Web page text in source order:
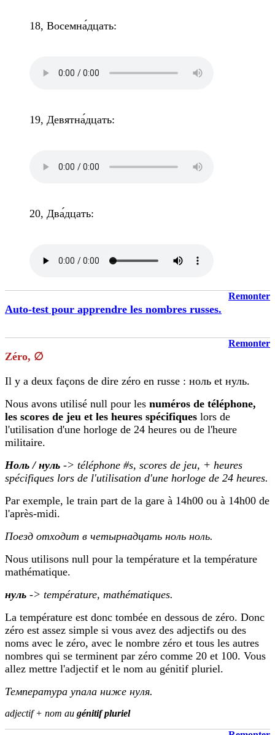
18, Восемна́дцать:
19, Девятна́дцать:
20, Два́дцать:
Remonter
Auto-test pour apprendre les nombres russes.
Remonter
Zéro, ∅
Il y a deux façons de dire zéro en russe : ноль et нуль.
Nous avons utilisé null pour les numéros de téléphone,
les scores de jeu et les heures spécifiques lors de
l'utilisation d'une horloge de 24 heures ou de l'heure
militaire.
Ноль / нуль -> téléphone #s, scores de jeu, + heures
spécifiques lors de l'utilisation d'une horloge de 24 heures.
Par exemple, le train part de la gare à 14h00 ou à 14h00 de
l'après-midi.
Поезд отходит в четырнадцать ноль ноль.
Nous utilisons null pour la température et la température
mathématique.
нуль -> température, mathématiques.
La température est donc tombée en dessous de zéro. Donc
zéro est assez simple si vous avez des adjectifs ou des
noms avec le zéro, avec le nombre zéro et tous les autres
nombres qui se terminent par zéro comme 20 et 100. Vous
allez mettre l'adjectif et le nom au génitif pluriel.
Температура упала ниже нуля.
adjectif + nom au génitif pluriel